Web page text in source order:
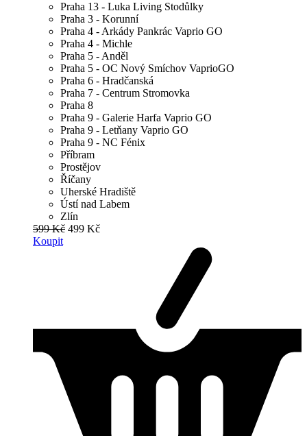
Praha 13 - Luka Living Stodůlky
Praha 3 - Korunní
Praha 4 - Arkády Pankrác Vaprio GO
Praha 4 - Michle
Praha 5 - Anděl
Praha 5 - OC Nový Smíchov VaprioGO
Praha 6 - Hradčanská
Praha 7 - Centrum Stromovka
Praha 8
Praha 9 - Galerie Harfa Vaprio GO
Praha 9 - Letňany Vaprio GO
Praha 9 - NC Fénix
Příbram
Prostějov
Říčany
Uherské Hradiště
Ústí nad Labem
Zlín
599 Kč 499 Kč
Koupit